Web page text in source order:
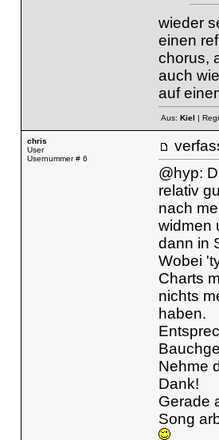
wieder
einen
chorus,
auch
auf
Aus: Kiel |
chris
User
Usernummer # 6
@hyp:
relativ
nach
widmen
dann in
Wobei
Charts
nichts
haben.
Nehme
Dank!
Gerade
Song